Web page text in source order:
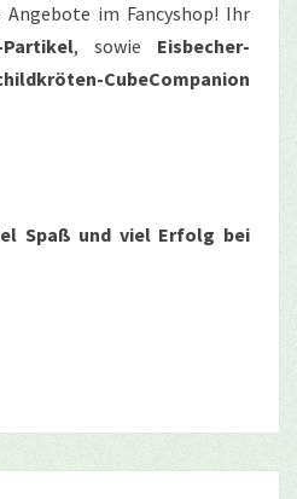
im Fancyshop! Ihr
Partikel, sowie Eisbecher-
CubeCompanion
Spaß und viel Erfolg bei